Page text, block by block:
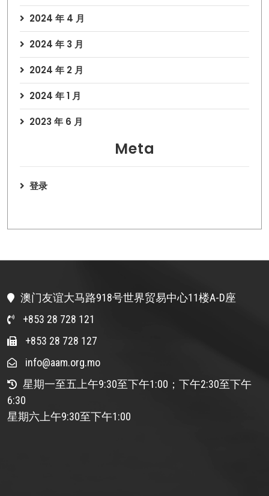
2024 年 4 月
2024 年 3 月
2024 年 2 月
2024 年 1 月
2023 年 6 月
Meta
登录
澳门友谊大马路918号世界贸易中心11楼A-D座
+853 28 728 121
+853 28 728 127
info@aam.org.mo
星期一至五上午9:30至下午1:00；下午2:30至下午
6:30
星期六上午9:30至下午1:00